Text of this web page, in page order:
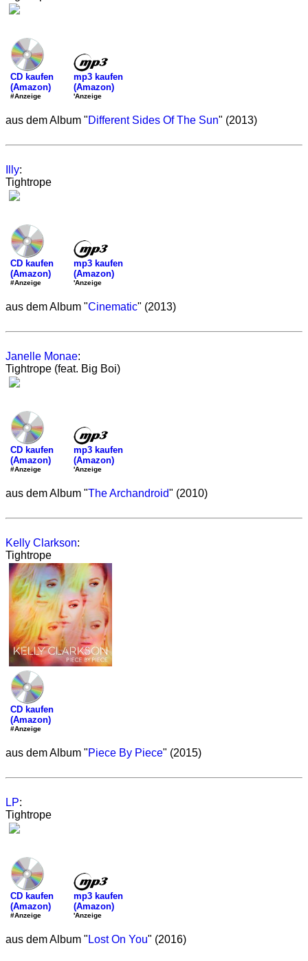
CD kaufen
(Amazon)
#Anzeige
mp3 kaufen
(Amazon)
'Anzeige
aus dem Album "Different Sides Of The Sun" (2013)
Illy:
Tightrope
CD kaufen
(Amazon)
#Anzeige
mp3 kaufen
(Amazon)
'Anzeige
aus dem Album "Cinematic" (2013)
Janelle Monae:
Tightrope (feat. Big Boi)
CD kaufen
(Amazon)
#Anzeige
mp3 kaufen
(Amazon)
'Anzeige
aus dem Album "The Archandroid" (2010)
Kelly Clarkson:
Tightrope
CD kaufen
(Amazon)
#Anzeige
aus dem Album "Piece By Piece" (2015)
LP:
Tightrope
CD kaufen
(Amazon)
#Anzeige
mp3 kaufen
(Amazon)
'Anzeige
aus dem Album " Lost On You" (2016)